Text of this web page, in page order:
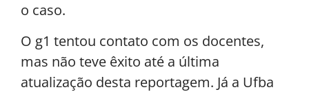
o caso.
O g1 tentou contato com os docentes,
mas não teve êxito até a última
atualização desta reportagem. Já a Ufba